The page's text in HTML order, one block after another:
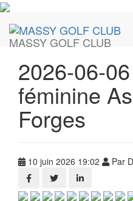
MASSY GOLF CLUB
2026-06-
féminine
Forges
10 juin 2026 19:02 Par